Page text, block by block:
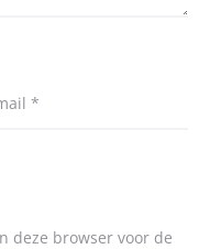
*
deze browser voor de